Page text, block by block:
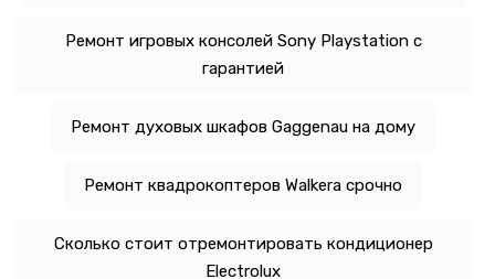
Ремонт игровых консолей Sony Playstation с
гарантией
Ремонт духовых шкафов Gaggenau на дому
Ремонт квадрокоптеров Walkera срочно
Сколько стоит отремонтировать кондиционер
Electrolux